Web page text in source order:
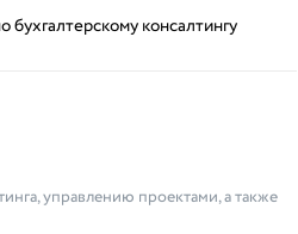
бухгалтерскому консалтингу
управлению проектами, а также